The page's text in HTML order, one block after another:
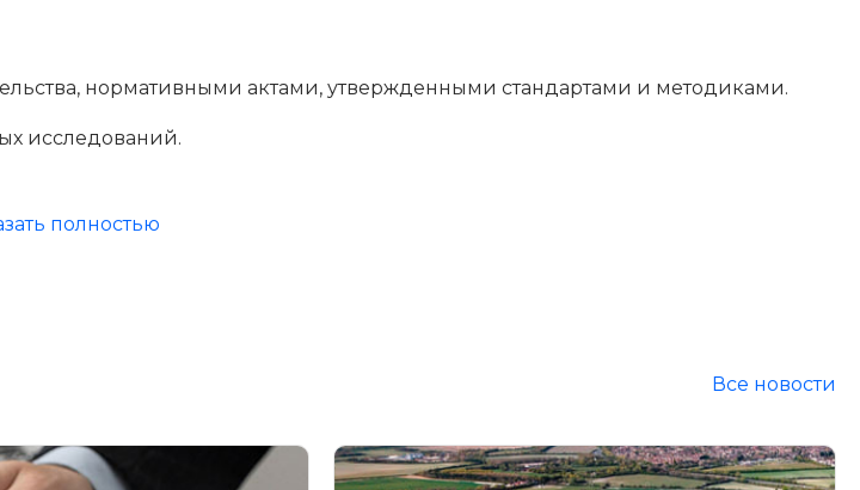
нормативными актами, утвержденными стандартами и методиками.
исследований.
полностью
Все новости